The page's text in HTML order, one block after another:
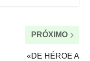
PRÓXIMO
«DE HÉROE A